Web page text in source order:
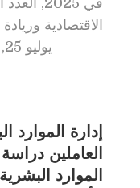
الاقتصادية
يوليو 25, 2025
إدارة الموارد
العاملين
الموارد